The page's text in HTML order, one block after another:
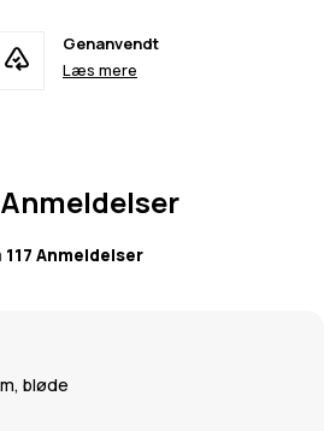
Genanvendt
Læs mere
117 Anmeldelser
bløde